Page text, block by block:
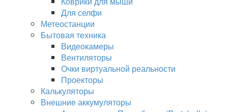
Для селфи
Метеостанции
Бытовая техника
Видеокамеры
Вентиляторы
Очки виртуальной реальности
Проекторы
Калькуляторы
Внешние аккумуляторы